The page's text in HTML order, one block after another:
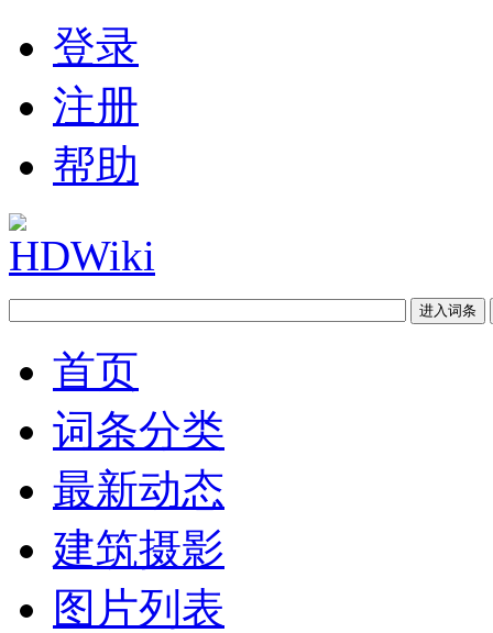
登录
注册
帮助
首页
词条分类
最新动态
建筑摄影
图片列表